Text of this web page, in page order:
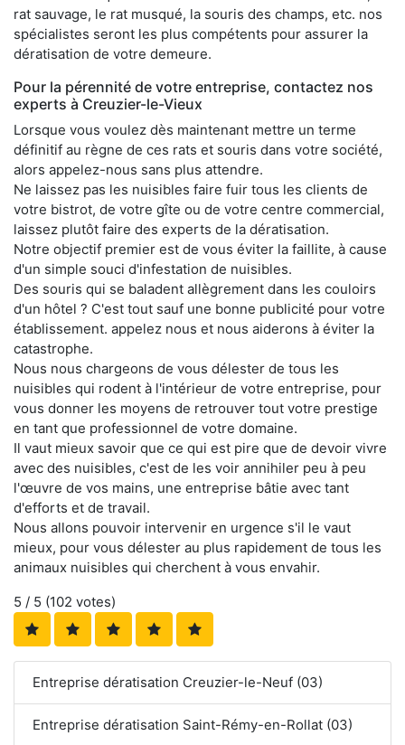
rat sauvage, le rat musqué, la souris des champs, etc. nos
spécialistes seront les plus compétents pour assurer la
dératisation de votre demeure.
Pour la pérennité de votre entreprise, contactez nos
experts à Creuzier-le-Vieux
Lorsque vous voulez dès maintenant mettre un terme
définitif au règne de ces rats et souris dans votre société,
alors appelez-nous sans plus attendre.
Ne laissez pas les nuisibles faire fuir tous les clients de
votre bistrot, de votre gîte ou de votre centre commercial,
laissez plutôt faire des experts de la dératisation.
Notre objectif premier est de vous éviter la faillite, à cause
d'un simple souci d'infestation de nuisibles.
Des souris qui se baladent allègrement dans les couloirs
d'un hôtel ? C'est tout sauf une bonne publicité pour votre
établissement. appelez nous et nous aiderons à éviter la
catastrophe.
Nous nous chargeons de vous délester de tous les
nuisibles qui rodent à l'intérieur de votre entreprise, pour
vous donner les moyens de retrouver tout votre prestige
en tant que professionnel de votre domaine.
Il vaut mieux savoir que ce qui est pire que de devoir vivre
avec des nuisibles, c'est de les voir annihiler peu à peu
l'œuvre de vos mains, une entreprise bâtie avec tant
d'efforts et de travail.
Nous allons pouvoir intervenir en urgence s'il le vaut
mieux, pour vous délester au plus rapidement de tous les
animaux nuisibles qui cherchent à vous envahir.
5 / 5 (102 votes)
Entreprise dératisation Creuzier-le-Neuf (03)
Entreprise dératisation Saint-Rémy-en-Rollat (03)